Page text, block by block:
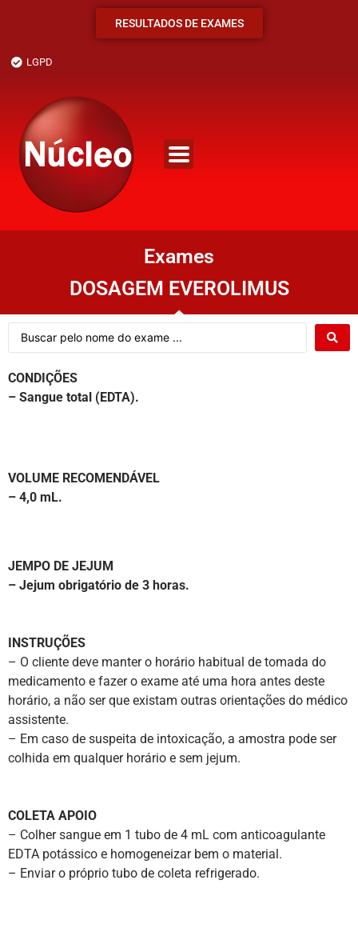
RESULTADOS DE EXAMES
LGPD
Exames
DOSAGEM EVEROLIMUS
CONDIÇÕES
– Sangue total (EDTA).
VOLUME RECOMENDÁVEL
– 4,0 mL.
JEMPO DE JEJUM
– Jejum obrigatório de 3 horas.
INSTRUÇÕES
– O cliente deve manter o horário habitual de tomada do
medicamento e fazer o exame até uma hora antes deste
horário, a não ser que existam outras orientações do médico
assistente.
– Em caso de suspeita de intoxicação, a amostra pode ser
colhida em qualquer horário e sem jejum.
COLETA APOIO
– Colher sangue em 1 tubo de 4 mL com anticoagulante
EDTA potássico e homogeneizar bem o material.
– Enviar o próprio tubo de coleta refrigerado.